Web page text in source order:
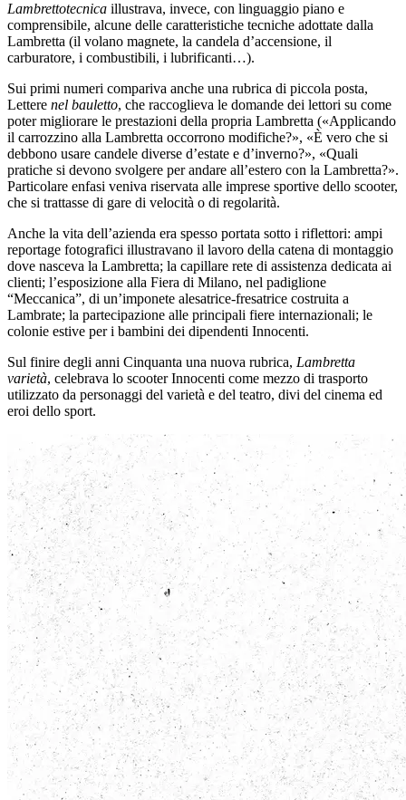
Lambrettotecnica illustrava, invece, con linguaggio piano e
comprensibile, alcune delle caratteristiche tecniche adottate dalla
Lambretta (il volano magnete, la candela d’accensione, il
carburatore, i combustibili, i lubrificanti…).
Sui primi numeri compariva anche una rubrica di piccola posta,
Lettere nel bauletto, che raccoglieva le domande dei lettori su come
poter migliorare le prestazioni della propria Lambretta («Applicando
il carrozzino alla Lambretta occorrono modifiche?», «È vero che si
debbono usare candele diverse d’estate e d’inverno?», «Quali
pratiche si devono svolgere per andare all’estero con la Lambretta?».
Particolare enfasi veniva riservata alle imprese sportive dello scooter,
che si trattasse di gare di velocità o di regolarità.
Anche la vita dell’azienda era spesso portata sotto i riflettori: ampi
reportage fotografici illustravano il lavoro della catena di montaggio
dove nasceva la Lambretta; la capillare rete di assistenza dedicata ai
clienti; l’esposizione alla Fiera di Milano, nel padiglione
“Meccanica”, di un’imponete alesatrice-fresatrice costruita a
Lambrate; la partecipazione alle principali fiere internazionali; le
colonie estive per i bambini dei dipendenti Innocenti.
Sul finire degli anni Cinquanta una nuova rubrica, Lambretta
varietà, celebrava lo scooter Innocenti come mezzo di trasporto
utilizzato da personaggi del varietà e del teatro, divi del cinema ed
eroi dello sport.